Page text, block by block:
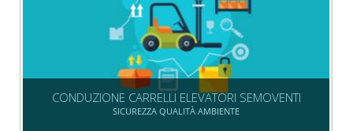
CONDUZIONE CARRELLI ELEVATORI SEMOVENTI
SICUREZZA QUALITÀ AMBIENTE